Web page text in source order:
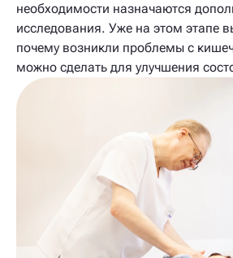
необходимости назначаются
исследования. Уже на этом этапе
почему возникли проблемы с
можно сделать для улучшения